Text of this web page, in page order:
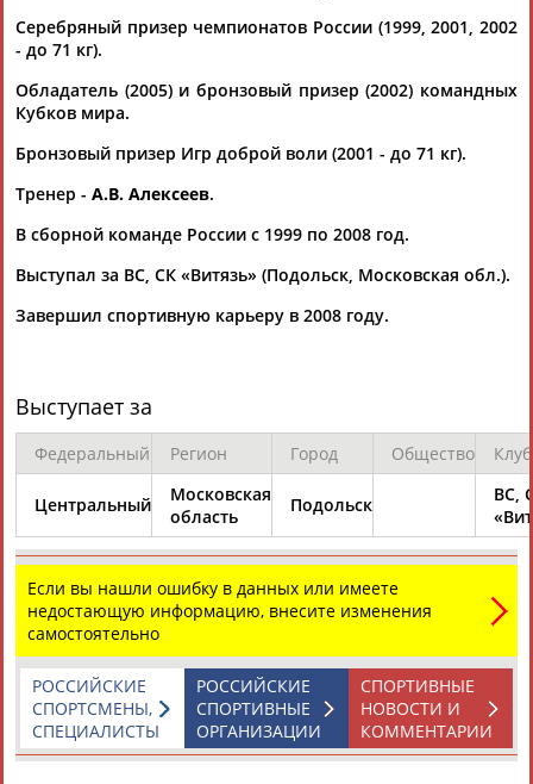
АББАТЕ-
БУЛАТОВА
АББЯСОВА
АБДИКАРИМОВААБДРАХМАНОВ
Каримжан
АБДРАХМАНОВ
Аделя
АБДРАХМАНОВА
Андрей
АБДУВАЛИЕВ
Герман
Рамазан
АБДУЛАЕВ
Тагир
АБДУЛАЕВ
Камиль
Загалав
Камалудин
Абдула
Магомед
Назир
Серебряный призер чемпионатов России (1999, 2001, 2002
- до 71 кг).
Обладатель (2005) и бронзовый призер (2002) командных
Кубков мира.
Бронзовый призер Игр доброй воли (2001 - до 71 кг).
Тренер - А.В. Алексеев.
В сборной команде России с 1999 по 2008 год.
Выступал за ВС, СК «Витязь» (Подольск, Московская обл.).
Завершил спортивную карьеру в 2008 году.
Выступает за
Федеральный Регион Город Общество Клуб
Центральный
Московская
область
Подольск
ВС,
Если вы нашли ошибку в данных или имеете
недостающую информацию, внесите изменения
самостоятельно
СПОРТИВНЫЕ
НОВОСТИ И
КОММЕНТАРИИ
РОССИЙСКИЕ
СПОРТИВНЫЕ
ОРГАНИЗАЦИИ
РОССИЙСКИЕ
СПОРТСМЕНЫ,
СПЕЦИАЛИСТЫ